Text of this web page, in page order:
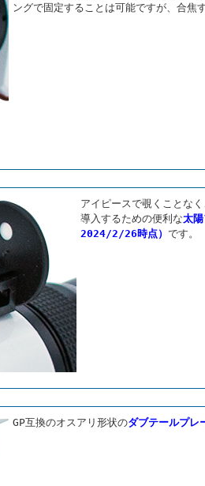
ングで固定することは可能ですが、合焦
アイピースで覗くことな
導入するための便利な太
2024/2/26時点） です。
GP互換のオスアリ形状のダブテールプ